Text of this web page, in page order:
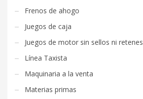
Frenos de ahogo
Juegos de caja
Juegos de motor sin sellos ni retenes
Línea Taxista
Maquinaria a la venta
Materias primas